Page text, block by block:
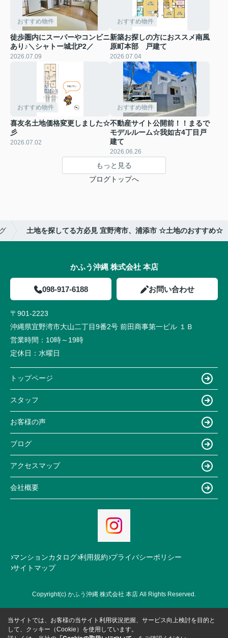
おすすめ物件
徒歩圏内にスーパーやコンビニ
あり♪＼シャトー城北P2／
2026.07.09
おすすめ物件
新築お探しの方におススメ南風
原町本部 戸建て
2026.07.04
おすすめ物件
喜友名土地価格変更しました☆
彡
2026.07.02
おすすめ物件
不動産サイト公開前！！まるで
モデルルーム☆我如古4丁目戸
建て
2026.06.26
もっと見る
ブログトップへ
土地を探してる方必見 宜野湾市、浦添市 ☆土地のおすすめ☆
かふう沖縄 株式会社 本店
098-917-6188 お問い合わせ
〒901-2223
沖縄県宜野湾市大山二丁目9番2号 前田商事第一ビル １Ｂ
営業時間： 10時～19時
定休日： 水曜日
トップページ
スタッフ
お客様の声
ブログ
アクセスマップ
会社概要
マンションカタログ 利用規約 プライバシーポリシー
サイトマップ
Copyright(c) かふう沖縄 株式会社 本店 All Rights Reserved.
当サイトでは、お客様の当サイト利用状況把握、サービス向上検討を目的と
して、クッキー（Cookie）を使用しています。